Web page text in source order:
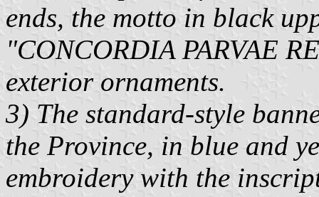
ends, the motto in black
"CONCORDIA PARVAE
exterior ornaments.
3) The standard-style
the Province, in blue and
embroidery with the